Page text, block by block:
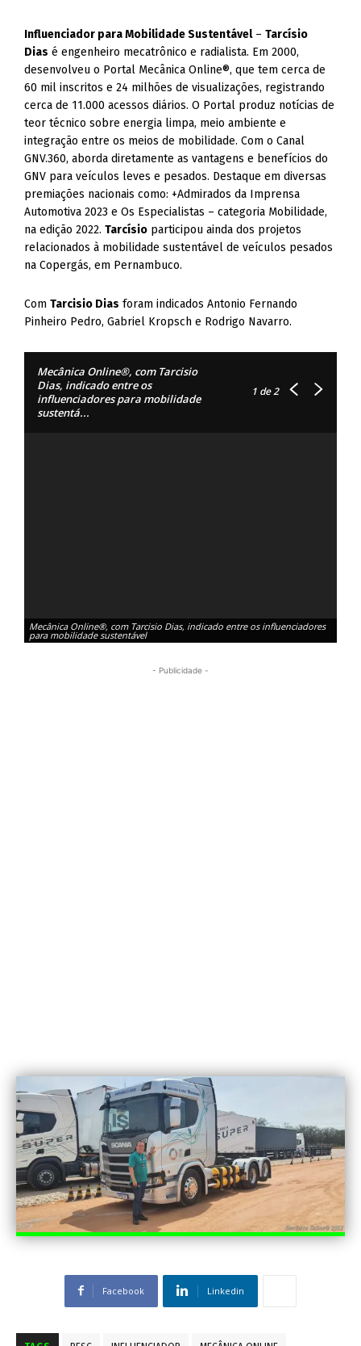
Influenciador para Mobilidade Sustentável–Tarcísio
Dias é engenheiro mecatrônico e radialista. Em 2000,
desenvolveu o Portal Mecânica Online®, que tem cerca de
60 mil inscritos e 24 milhões de visualizações, registrando
cerca de 11.000 acessos diários. O Portal produz notícias de
teor técnico sobre energia limpa, meio ambiente e
integração entre os meios de mobilidade. Com o Canal
GNV.360, aborda diretamente as vantagens e benefícios do
GNV para veículos leves e pesados. Destaque em diversas
premiações nacionais como: +Admirados da Imprensa
Automotiva 2023 e Os Especialistas – categoria Mobilidade,
na edição 2022.Tarcísio participou ainda dos projetos
relacionados à mobilidade sustentável de veículos pesados
na Copergás, em Pernambuco.
ComTarcisio Dias foram indicados Antonio Fernando
Pinheiro Pedro, Gabriel Kropsch e Rodrigo Navarro.
Mecânica Online®, com Tarcisio
Dias, indicado entre os
influenciadores para mobilidade
sustentá...
1de 2
Mecânica Online®, com Tarcisio Dias, indicado entre os influenciadores
para mobilidade sustentável
- Publicidade -
Facebook Linkedin